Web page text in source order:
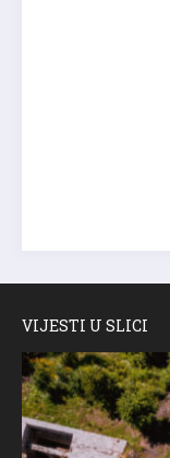
VIJESTI U SLICI